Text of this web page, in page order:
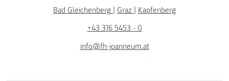
Bad Gleichenberg | Graz | Kapfenberg
+43 316 5453 - 0
info@fh-joanneum.at